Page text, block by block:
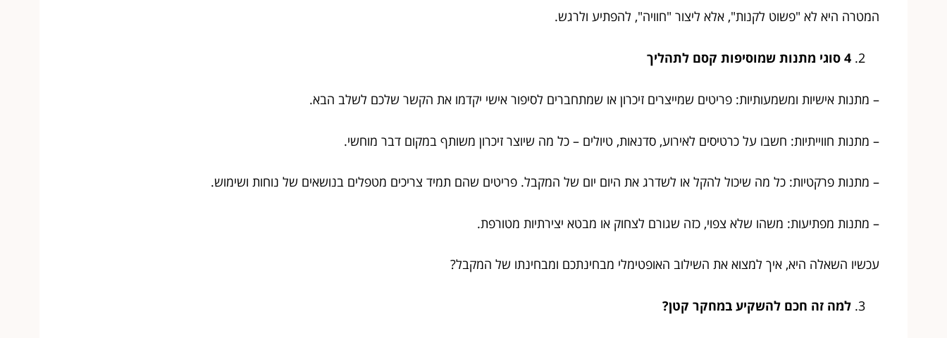
המטרה היא לא "פשוט לקנות", אלא ליצור "חוויה", להפתיע ולרגש.
4 סוגי מתנות שמוסיפות קסם לתהליך
– מתנות אישיות ומשמעותיות: פריטים שמייצרים זיכרון או שמתחברים לסיפור אישי יקדמו את הקשר שלכם לשלב הבא.
– מתנות חווייתיות: חשבו על כרטיסים לאירוע, סדנאות, טיולים – כל מה שיוצר זיכרון משותף במקום דבר מוחשי.
– מתנות פרקטיות: כל מה שיכול להקל או לשדרג את היום יום של המקבל. פריטים שהם תמיד צריכים מטפלים בנושאים של נוחות ושימוש.
– מתנות מפתיעות: משהו שלא צפוי, כזה שגורם לצחוק או מבטא יצירתיות מטורפת.
עכשיו השאלה היא, איך למצוא את השילוב האופטימלי מבחינתכם ומבחינתו של המקבל?
למה זה חכם להשקיע במחקר קטן?